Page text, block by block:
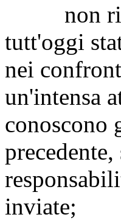
non
tutt'oggi
nei
un'intensa
conoscono
inviate;